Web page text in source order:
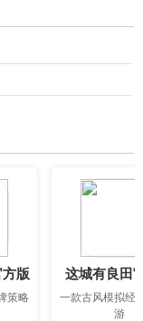
版
策略
这城有良田
一款古风模拟经
游